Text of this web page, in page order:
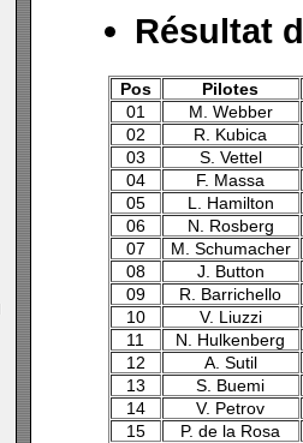
Résultat
Pos
Pilotes
01
M. Webber
02
R. Kubica
03
S. Vettel
04
F. Massa
05
L. Hamilton
06
N. Rosberg
07
M. Schumacher
08
J. Button
09
R. Barrichello
10
V. Liuzzi
11
N. Hulkenberg
12
A. Sutil
13
S. Buemi
14
V. Petrov
15
P. de la Rosa